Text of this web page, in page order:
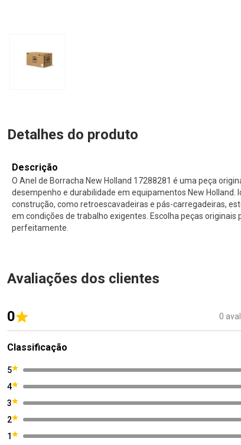
Detalhes do produto
Descrição
O Anel de Borracha New Holland 17288281 é uma peça
desempenho e durabilidade em equipamentos New Holland.
construção, como retroescavadeiras e pás-carregadeiras,
em condições de trabalho exigentes. Escolha peças
perfeitamente.
Avaliações dos clientes
0 0
Classificação
5
4
3
2
1